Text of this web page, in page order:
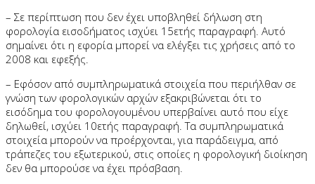
– Σε περίπτωση που δεν έχει υποβληθεί δήλωση στη
φορολογία εισοδήματος ισχύει 15ετής παραγραφή. Αυτό
σημαίνει ότι η εφορία μπορεί να ελέγξει τις χρήσεις από το
2008 και εφεξής.
– Εφόσον από συμπληρωματικά στοιχεία που περιήλθαν σε
γνώση των φορολογικών αρχών εξακριβώνεται ότι το
εισόδημα του φορολογουμένου υπερβαίνει αυτό που είχε
δηλωθεί, ισχύει 10ετής παραγραφή. Τα συμπληρωματικά
στοιχεία μπορούν να προέρχονται, για παράδειγμα, από
τράπεζες του εξωτερικού, στις οποίες η φορολογική διοίκηση
δεν θα μπορούσε να έχει πρόσβαση.